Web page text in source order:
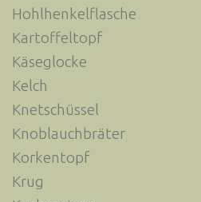
Hohlhenkelflasche
Kartoffeltopf
Käseglocke
Kelch
Knetschüssel
Knoblauchbräter
Korkentopf
Krug